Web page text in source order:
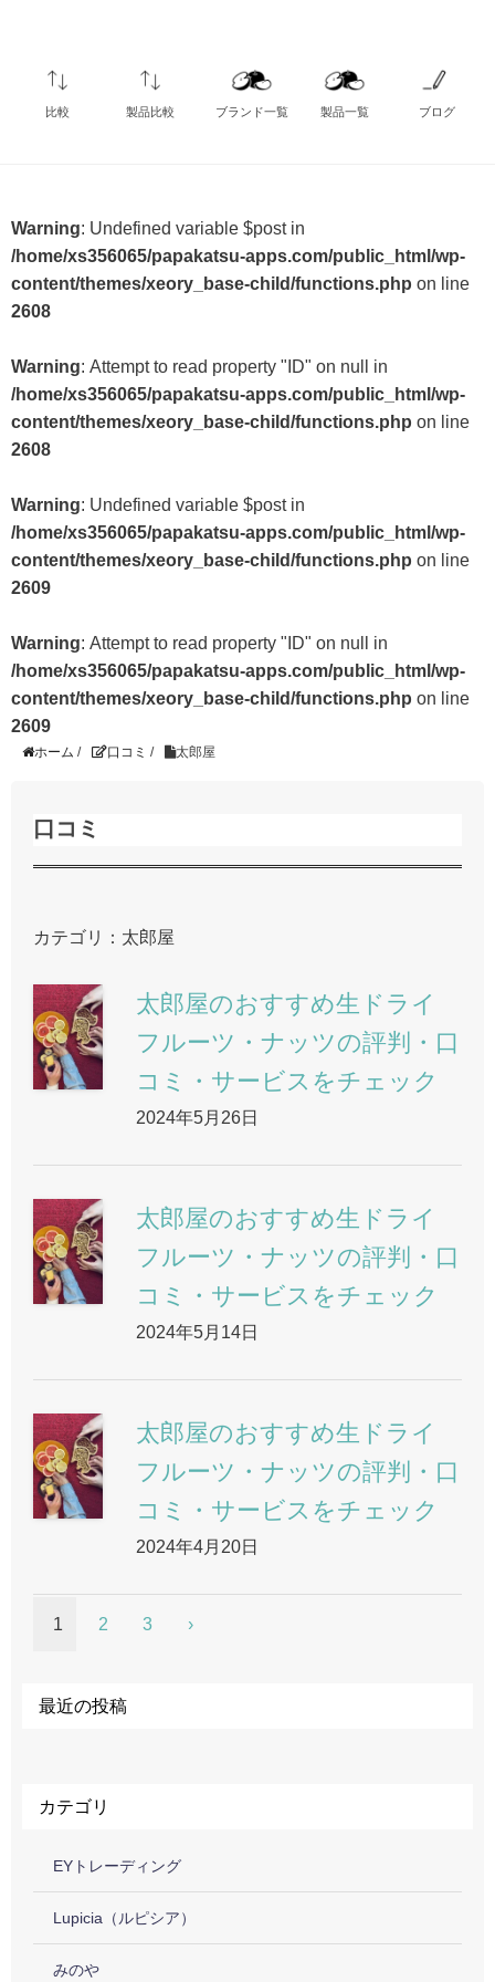
比較 製品比較 ブランド一覧 製品一覧 ブログ
Warning: Undefined variable $post in
/home/xs356065/papakatsu-apps.com/public_html/wp-
content/themes/xeory_base-child/functions.php on line
2608
Warning: Attempt to read property "ID" on null in
/home/xs356065/papakatsu-apps.com/public_html/wp-
content/themes/xeory_base-child/functions.php on line
2608
Warning: Undefined variable $post in
/home/xs356065/papakatsu-apps.com/public_html/wp-
content/themes/xeory_base-child/functions.php on line
2609
Warning: Attempt to read property "ID" on null in
/home/xs356065/papakatsu-apps.com/public_html/wp-
content/themes/xeory_base-child/functions.php on line
2609
ホーム / 口コミ / 太郎屋
口コミ
カテゴリ：太郎屋
太郎屋のおすすめ生ドライ
フルーツ・ナッツの評判・口
コミ・サービスをチェック
2024年5月26日
太郎屋のおすすめ生ドライ
フルーツ・ナッツの評判・口
コミ・サービスをチェック
2024年5月14日
太郎屋のおすすめ生ドライ
フルーツ・ナッツの評判・口
コミ・サービスをチェック
2024年4月20日
1 2 3
最近の投稿
カテゴリ
EYトレーディング
Lupicia（ルピシア）
みのや